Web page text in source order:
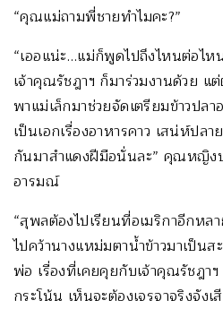
“คุณแม่ถามพี่ชายทำไมคะ?”
“เออแน่ะ…แม่ก็พูดไปถึงไหนต่อไ
เจ้าคุณรัชฎาฯ ก็มาร่วมงานด้วย
พาแม่เล็กมาช่วยจัดเตรียมข้าวปล
เป็นเอกเรื่องอาหารคาว เสน่ห์ปล
กันมาสำแดงฝีมือนั่นละ” คุณหญิง
อารมณ์
“สุพลต้องไปเรียนที่อเมริกาอีกหล
ไปคว้านางแหม่มตาน้ำข้าวมาเป็น
พ่อ เรื่องที่เคยคุยกับเจ้าคุณรัชฎา
กระโน้น เห็นจะต้องเจรจาจริงจังเ